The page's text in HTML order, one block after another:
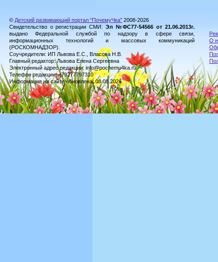
© Детский развивающий портал "ПочемуЧка" 2008-2026
Свидетельство о регистрации СМИ: Эл №ФС77-54566 от 21.06.2013г.
выдано Федеральной службой по надзору в сфере связи,
информационных технологий и массовых коммуникаций
(РОСКОМНАДЗОР).
Соучредители: ИП Львова Е.С., Власова Н.В.
Главный редактор: Львова Елена Сергеевна
Электронный адрес редакции: info@pochemu4ka.ru
Телефон редакции: +79277797310
Информация на сайте обновлена: 08.08.2026
О